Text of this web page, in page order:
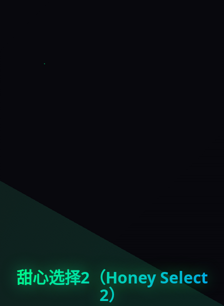
甜心选择2（Honey Select
2）